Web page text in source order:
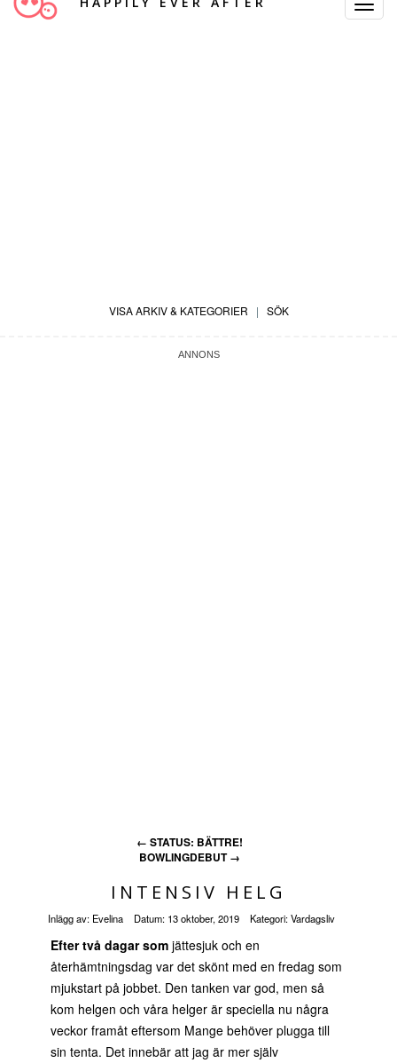
Toggle
VISA ARKIV & KATEGORIER | SÖK
← STATUS: BÄTTRE!
BOWLINGDEBUT→
INTENSIV HELG
Inlägg av: Evelina Datum: 13 oktober, 2019 Kategori:Vardagsliv
Efter två dagar somjättesjuk och en
återhämtningsdag var det skönt med en fredag som
mjukstart på jobbet. Den tanken var god, men så
kom helgen och våra helger är speciella nu några
veckor framåt eftersom Mange behöver plugga till
sin tenta. Det innebär att jag är mer själv